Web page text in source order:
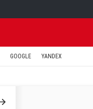
GOOGLE YANDEX